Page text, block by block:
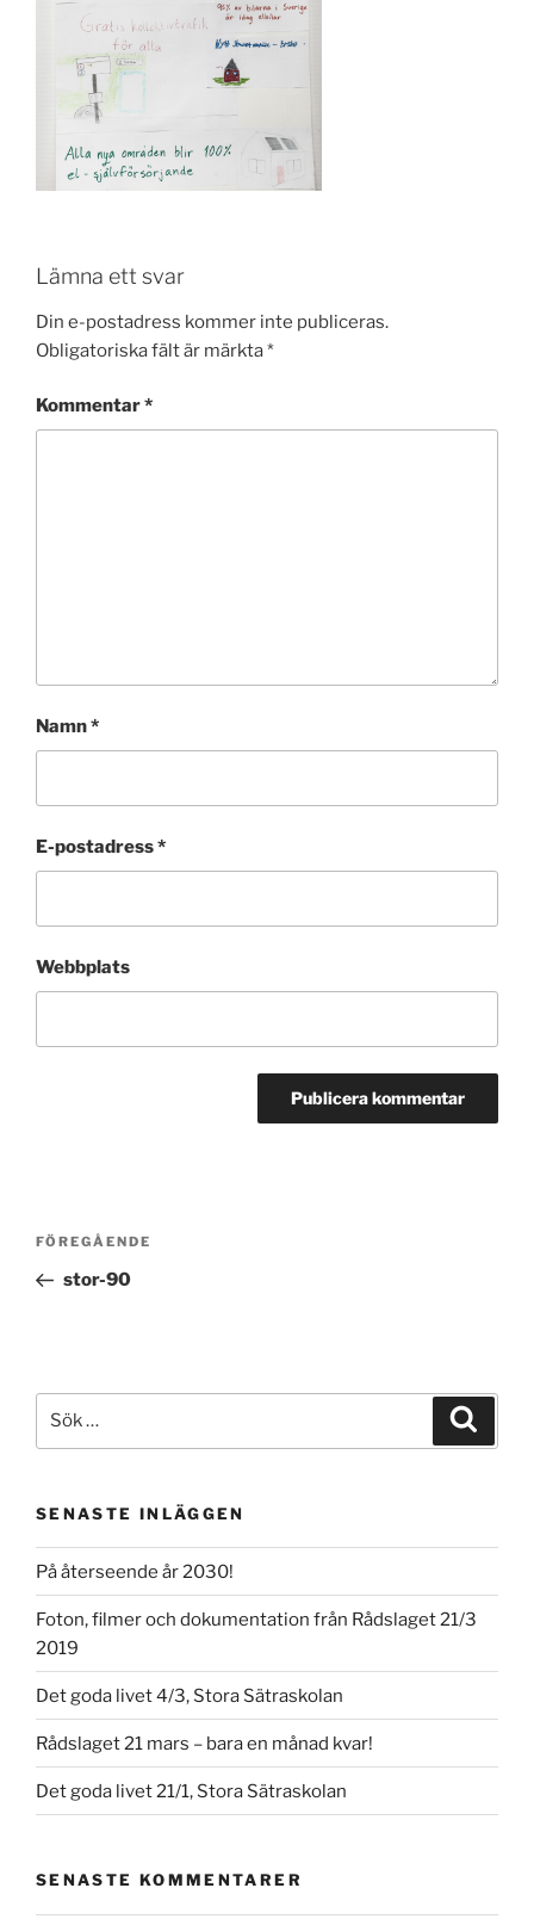
Lämna ett svar
Din e-postadress kommer inte publiceras.
Obligatoriska fält är märkta*
Kommentar*
Namn*
E-postadress*
Webbplats
Inläggsnavigering
Föregående
inlägg
FÖREGÅENDE
stor-90
efter:
SENASTE INLÄGGEN
På återseende år 2030!
Foton, filmer och dokumentation från Rådslaget 21/3
2019
Det goda livet 4/3, Stora Sätraskolan
Rådslaget 21 mars – bara en månad kvar!
Det goda livet 21/1, Stora Sätraskolan
SENASTE KOMMENTARER